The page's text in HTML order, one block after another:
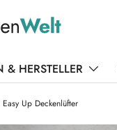
& HERSTELLER
Up Deckenlüfter